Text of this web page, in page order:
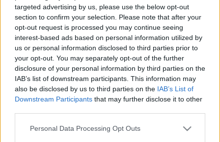
targeted advertising by us, please use the below opt-out
section to confirm your selection. Please note that after your
opt-out request is processed you may continue seeing
interest-based ads based on personal information utilized by
us or personal information disclosed to third parties prior to
your opt-out. You may separately opt-out of the further
disclosure of your personal information by third parties on the
IAB’s list of downstream participants. This information may
also be disclosed by us to third parties on the IAB’s List of
Downstream Participants that may further disclose it to other
Please note that this website/app uses one or more Google
Personal Data Processing Opt Outs
efektnie jest obecnie wyświetlany w
statystykach postaci z niewiadomego powodu.
Zapewniamy jednak, że od momentu wyposażenia
się w tę runę podnosi ona % wielkości stosu
mrocznych monet nawszystkich mapach i
poziomach trudności.
Mimo że wzrost ilości otrzymywanych monet
może nie być dostrzegany natychmiast
testowaliśmy runę na akcji specjalnej “Chciwość
przemytnika” i możemy potwierdzić, że działa